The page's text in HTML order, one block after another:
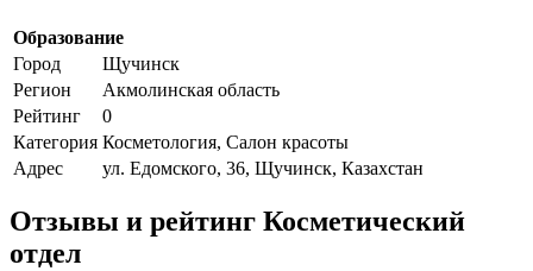
Образование
Город
Щучинск
Регион
Акмолинская область
Рейтинг
0
Категория Косметология, Салон красоты
Адрес
ул. Едомского, 36, Щучинск, Казахстан
Отзывы и рейтинг Косметический
отдел